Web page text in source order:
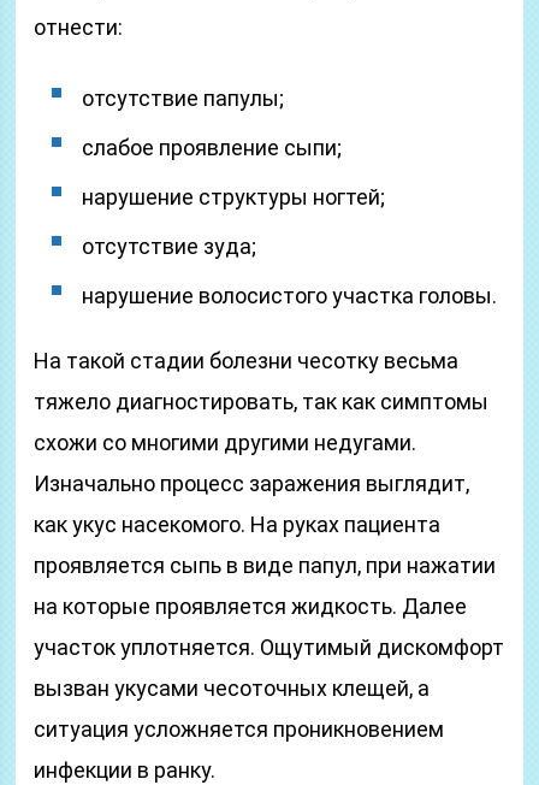
отнести:
отсутствие папулы;
слабое проявление сыпи;
нарушение структуры ногтей;
отсутствие зуда;
нарушение волосистого участка головы.
На такой стадии болезни чесотку весьма
тяжело диагностировать, так как симптомы
схожи со многими другими недугами.
Изначально процесс заражения выглядит,
как укус насекомого. На руках пациента
проявляется сыпь в виде папул, при нажатии
на которые проявляется жидкость. Далее
участок уплотняется. Ощутимый дискомфорт
вызван укусами чесоточных клещей, а
ситуация усложняется проникновением
инфекции в ранку.